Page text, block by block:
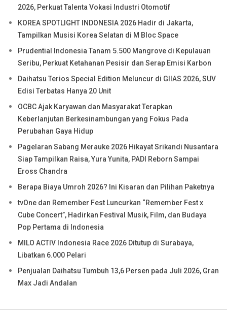
2026, Perkuat Talenta Vokasi Industri Otomotif
KOREA SPOTLIGHT INDONESIA 2026 Hadir di Jakarta,
Tampilkan Musisi Korea Selatan di M Bloc Space
Prudential Indonesia Tanam 5.500 Mangrove di Kepulauan
Seribu, Perkuat Ketahanan Pesisir dan Serap Emisi Karbon
Daihatsu Terios Special Edition Meluncur di GIIAS 2026, SUV
Edisi Terbatas Hanya 20 Unit
OCBC Ajak Karyawan dan Masyarakat Terapkan
Keberlanjutan Berkesinambungan yang Fokus Pada
Perubahan Gaya Hidup
Pagelaran Sabang Merauke 2026 Hikayat Srikandi Nusantara
Siap Tampilkan Raisa, Yura Yunita, PADI Reborn Sampai
Eross Chandra
Berapa Biaya Umroh 2026? Ini Kisaran dan Pilihan Paketnya
tvOne dan Remember Fest Luncurkan “Remember Fest x
Cube Concert”, Hadirkan Festival Musik, Film, dan Budaya
Pop Pertama di Indonesia
MILO ACTIV Indonesia Race 2026 Ditutup di Surabaya,
Libatkan 6.000 Pelari
Penjualan Daihatsu Tumbuh 13,6 Persen pada Juli 2026, Gran
Max Jadi Andalan